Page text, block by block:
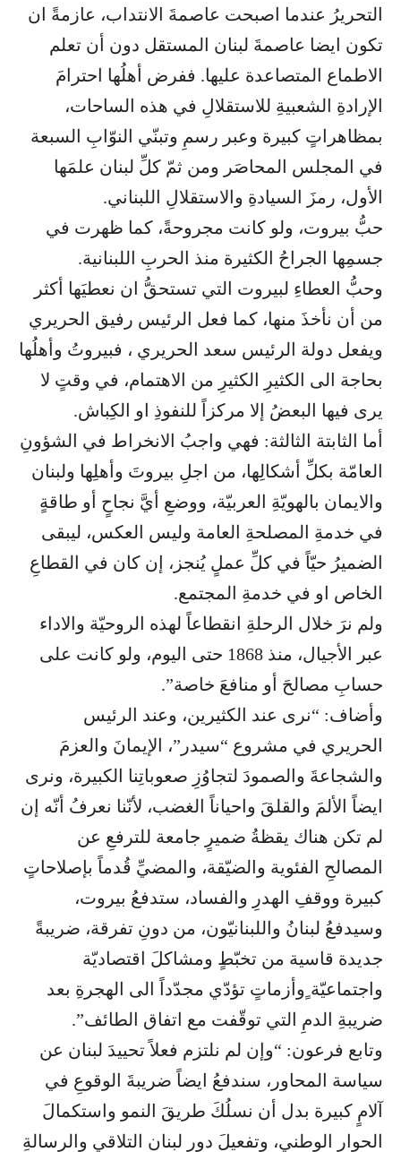
التحريرُ عندما اصبحت عاصمةَ الانتداب، عازمةً ان
تكون ايضا عاصمةَ لبنان المستقل دون أن تعلم
الاطماع المتصاعدة عليها. ففرض أهلُها احترامَ
الإرادةِ الشعبيةِ للاستقلالِ في هذه الساحات،
بمظاهراتٍ كبيرة وعبر رسمِ وتبنّي النوّابِ السبعة
في المجلس المحاصَر ومن ثمّ كلِّ لبنان علمَها
الأول، رمزَ السيادةِ والاستقلالِ اللبناني.
حبُّ بيروت، ولو كانت مجروحةً، كما ظهرت في
جسمِها الجراحُ الكثيرة منذ الحربِ اللبنانية.
وحبُّ العطاءِ لبيروت التي تستحقُّ ان نعطيَها أكثر
من أن نأخذَ منها، كما فعل الرئيس رفيق الحريري
ويفعل دولة الرئيس سعد الحريري ، فبيروتُ وأهلُها
بحاجة الى الكثيرِ الكثيرِ من الاهتمام، في وقتٍ لا
يرى فيها البعضُ إلا مركزاً للنفوذِ او الكِباش.
أما الثابتة الثالثة: فهي واجبُ الانخراط في الشؤونِ
العامّة بكلِّ أشكالِها، من اجلِ بيروتَ وأهلِها ولبنان
والايمان بالهويّةِ العربيّة، ووضعِ أيَّ نجاحٍ أو طاقةٍ
في خدمةِ المصلحةِ العامة وليس العكس، ليبقى
الضميرُ حيّاً في كلِّ عملٍ يُنجز، إن كان في القطاعِ
الخاص او في خدمةِ المجتمع.
ولم نرَ خلال الرحلةِ انقطاعاً لهذه الروحيّة والاداء
عبر الأجيال، منذ 1868 حتى اليوم، ولو كانت على
حسابِ مصالحَ أو منافعَ خاصة”.
وأضاف: “نرى عند الكثيرين، وعند الرئيس
الحريري في مشروع “سيدر”، الإيمانَ والعزمَ
والشجاعةَ والصمودَ لتجاوُزِ صعوباتِنا الكبيرة، ونرى
ايضاً الألمَ والقلقَ واحياناً الغضب، لأنّنا نعرفُ أنّه إن
لم تكن هناك يقظةُ ضميرٍ جامعة للترفعِ عن
المصالحِ الفئوية والضيّقة، والمضيِّ قُدماً بإصلاحاتٍ
كبيرة ووقفِ الهدرِ والفساد، ستدفعُ بيروت،
وسيدفعُ لبنانُ واللبنانيّون، من دونِ تفرقة، ضريبةً
جديدة قاسية من تخبّطٍ ومشاكلَ اقتصاديّة
واجتماعيّة ٍوأزماتٍ تؤدّي مجدّداً الى الهجرةِ بعد
ضريبةِ الدمِ التي توقّفت مع اتفاق الطائف”.
وتابع فرعون: “وإن لم نلتزم فعلاً تحييدَ لبنان عن
سياسة المحاور، سندفعُ ايضاً ضريبةَ الوقوعِ في
آلامٍ كبيرة بدل أن نسلُكَ طريقَ النمو واستكمالَ
الحوار الوطني، وتفعيلَ دورِ لبنان التلاقي والرسالةِ